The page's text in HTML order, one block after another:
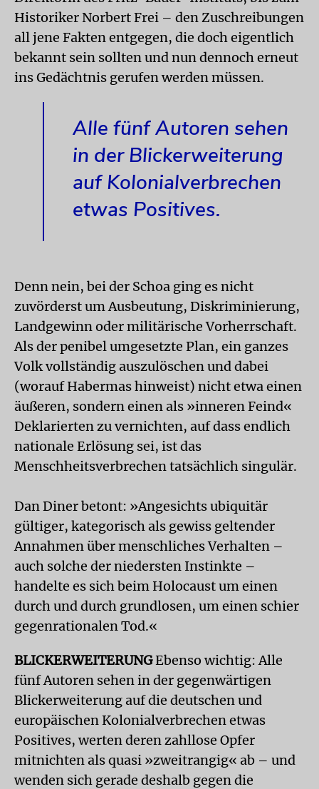
Historiker Norbert Frei – den Zuschreibungen
all jene Fakten entgegen, die doch eigentlich
bekannt sein sollten und nun dennoch erneut
ins Gedächtnis gerufen werden müssen.
Alle fünf Autoren sehen
in der Blickerweiterung
auf Kolonialverbrechen
etwas Positives.
Denn nein, bei der Schoa ging es nicht
zuvörderst um Ausbeutung, Diskriminierung,
Landgewinn oder militärische Vorherrschaft.
Als der penibel umgesetzte Plan, ein ganzes
Volk vollständig auszulöschen und dabei
(worauf Habermas hinweist) nicht etwa einen
äußeren, sondern einen als »inneren Feind«
Deklarierten zu vernichten, auf dass endlich
nationale Erlösung sei, ist das
Menschheitsverbrechen tatsächlich singulär.
Dan Diner betont: »Angesichts ubiquitär
gültiger, kategorisch als gewiss geltender
Annahmen über menschliches Verhalten –
auch solche der niedersten Ins­tinkte –
handelte es sich beim Holocaust um einen
durch und durch grundlosen, um einen schier
gegenrationalen Tod.«
BLICKERWEITERUNGEbenso wichtig: Alle
fünf Autoren sehen in der gegenwärtigen
Blickerweiterung auf die deutschen und
europäischen Kolonialverbrechen etwas
Positives, werten deren zahllose Opfer
mitnichten als quasi »zweitrangig« ab – und
wenden sich gerade deshalb gegen die